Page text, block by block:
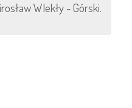
Wlekły - Górski.